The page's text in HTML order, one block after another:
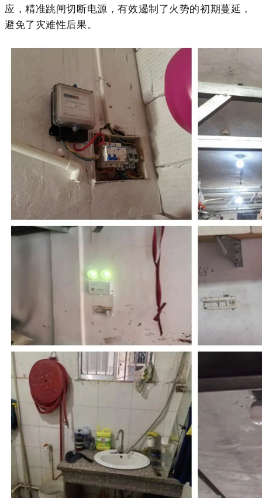
应，精准跳闸切断电源，有效遏制了火势的初期蔓延，
避免了灾难性后果。